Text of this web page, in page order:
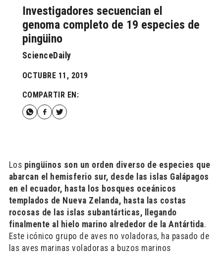
Investigadores secuencian el
genoma completo de 19 especies de
pingüino
ScienceDaily
OCTUBRE 11, 2019
COMPARTIR EN:
Los pingüinos son un orden diverso de especies que
abarcan el hemisferio sur, desde las islas Galápagos
en el ecuador, hasta los bosques oceánicos
templados de Nueva Zelanda, hasta las costas
rocosas de las islas subantárticas, llegando
finalmente al hielo marino alrededor de la Antártida.
Este icónico grupo de aves no voladoras, ha pasado de
las aves marinas voladoras a buzos marinos